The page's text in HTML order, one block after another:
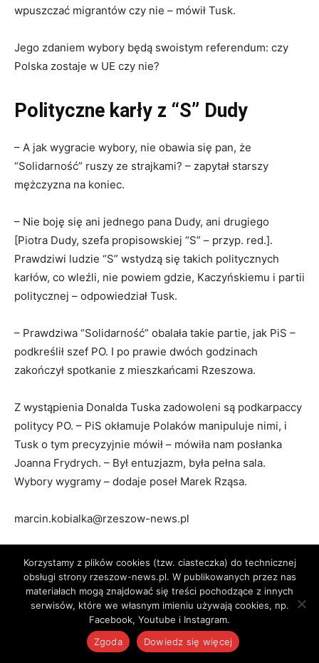
wpuszczać migrantów czy nie – mówił Tusk.
Jego zdaniem wybory będą swoistym referendum: czy
Polska zostaje w UE czy nie?
Polityczne karły z “S” Dudy
– A jak wygracie wybory, nie obawia się pan, że
“Solidarność” ruszy ze strajkami? – zapytał starszy
mężczyzna na koniec.
– Nie boję się ani jednego pana Dudy, ani drugiego
[Piotra Dudy, szefa propisowskiej “S” – przyp. red.].
Prawdziwi ludzie “S” wstydzą się takich politycznych
karłów, co wleźli, nie powiem gdzie, Kaczyńskiemu i partii
politycznej – odpowiedział Tusk.
– Prawdziwa “Solidarność” obalała takie partie, jak PiS –
podkreślił szef PO. I po prawie dwóch godzinach
zakończył spotkanie z mieszkańcami Rzeszowa.
Z wystąpienia Donalda Tuska zadowoleni są podkarpaccy
politycy PO. – PiS okłamuje Polaków manipuluje nimi, i
Tusk o tym precyzyjnie mówił – mówiła nam posłanka
Joanna Frydrych. – Był entuzjazm, była pełna sala.
Wybory wygramy – dodaje poseł Marek Rząsa.
marcin.kobialka@rzeszow-news.pl
Czytasz Rzeszów News? Twoje wsparcie pozwoli nam
działać sprawniej.
Postaw kawę za:
Korzystamy z plików cookies (tzw. ciasteczka) do technicznej
obsługi strony rzeszow-news.pl. W publikowanych przez nas
materiałach mogą znajdować się treści pochodzące z innych
serwisów, które we własnym imieniu używają cookies, np.
Facebook, Youtube i Instagram.
Zgoda
Dowiedz się więcej